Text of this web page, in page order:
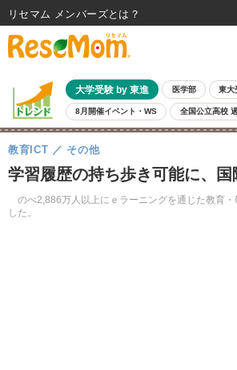
大学受験 by 東進 医学部 東大
8月開催イベント・WS 全国公立高校
学習履歴の持ち歩き可能に、
のべ2,886万人以上にｅラーニングを通じた教育
した。
教育ICT その他
リセマム メンバーズ